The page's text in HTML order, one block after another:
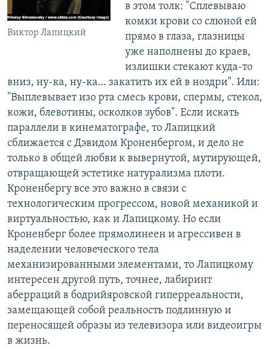
Виктор Лапицкий
в этом толк: "Сплевываю
комки крови со слюной ей
прямо в глаза, глазницы
уже наполнены до краев,
излишки стекают куда-то
вниз, ну-ка, ну-ка… закатить их ей в ноздри". Или:
"Выплевывает изо рта смесь крови, спермы, стекол,
кожи, блевотины, осколков зубов". Если искать
параллели в кинематографе, то Лапицкий
сближается с Дэвидом Кроненбергом, и дело не
только в общей любви к вывернутой, мутирующей,
отвращающей эстетике натурализма плоти.
Кроненбергу все это важно в связи с
технологическим прогрессом, новой механикой и
виртуальностью, как и Лапицкому. Но если
Кроненберг более прямолинеен и агрессивен в
наделении человеческого тела
механизированными элементами, то Лапицкому
интересен другой путь, точнее, лабиринт
аберраций в бодрийяровской гиперреальности,
замещающей собой реальность подлинную и
переносящей образы из телевизора или видеоигры
в жизнь.